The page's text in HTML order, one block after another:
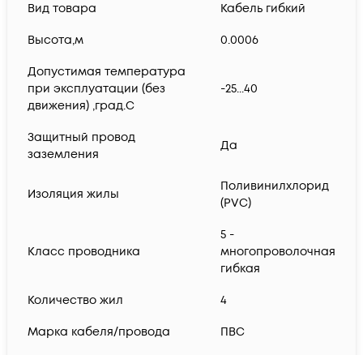
Вид товара
Кабель гибкий
Высота,м 0.0006
Допустимая температура
при эксплуатации (без
движения) ,град.C
-25...40
Защитный провод
заземления
Да
Изоляция жилы
Поливинилхлорид
(PVC)
Класс проводника
5 -
многопроволочная
гибкая
Количество жил 4
Марка кабеля/провода ПВС